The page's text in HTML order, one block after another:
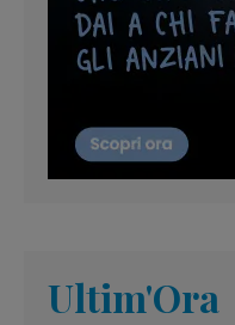
Ultim'Ora